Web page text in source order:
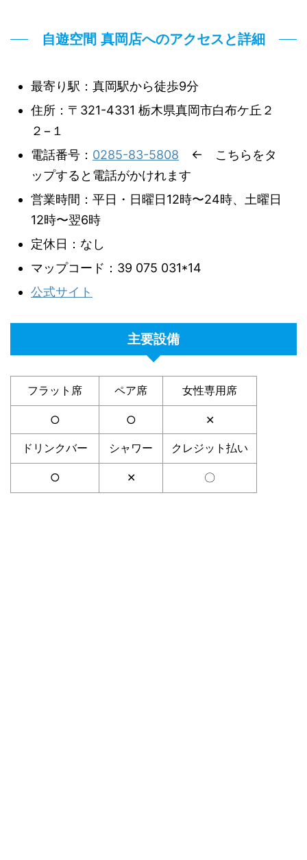
自遊空間 真岡店へのアクセスと詳細
最寄り駅：真岡駅から徒歩9分
住所：〒321-4331 栃木県真岡市白布ケ丘２
２−１
電話番号： 0285-83-5808 ← こちらをタ
ップすると電話がかけれます
営業時間：平日・日曜日12時〜24時、土曜日
12時〜翌6時
定休日：なし
マップコード：39 075 031*14
公式サイト
主要設備
フラット席 ペア席 女性専用席
○ ○ ✕
ドリンクバー シャワー クレジット払い
○ ✕ 〇